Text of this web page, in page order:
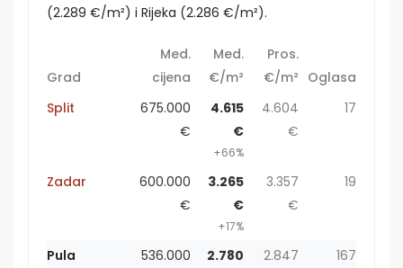
(2.289 €/m²) i Rijeka (2.286 €/m²).
Grad
Med.
cijena
Med.
€/m²
Pros.
€/m² Oglasa
Split
675.000
€
4.615
€
+66%
4.604
€
17
Zadar
600.000
€
3.265
€
+17%
3.357
€
19
Pula
536.000
2.780
2.847
167